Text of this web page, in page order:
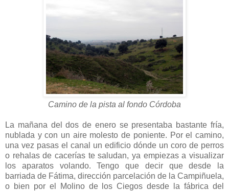
Camino de la pista al fondo Córdoba
La mañana del dos de enero se presentaba bastante fría,
nublada y con un aire molesto de poniente. Por el camino,
una vez pasas el canal un edificio dónde un coro de perros
o rehalas de cacerías te saludan, ya empiezas a visualizar
los aparatos volando. Tengo que decir que desde la
barriada de Fátima, dirección parcelación de la Campiñuela,
o bien por el Molino de los Ciegos desde la fábrica del